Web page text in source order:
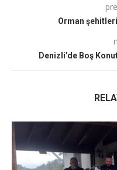
Orman şehitleri
Denizli’de Boş